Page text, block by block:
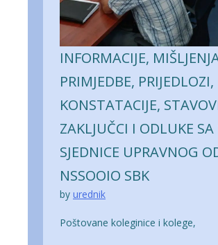
INFORMACIJE,
PRIMJEDBE, PRIJEDLOZI,
KONSTATACIJE,
ZAKLJUČCI I ODLUKE SA
SJEDNICE UPRAVNOG
NSSOOIO SBK
by urednik
Poštovane koleginice i kolege,